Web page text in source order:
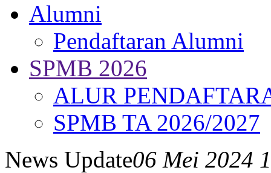
Alumni
Pendaftaran Alumni
SPMB 2026
ALUR
SPMB TA 2026/2027
News Update06 Mei 2024